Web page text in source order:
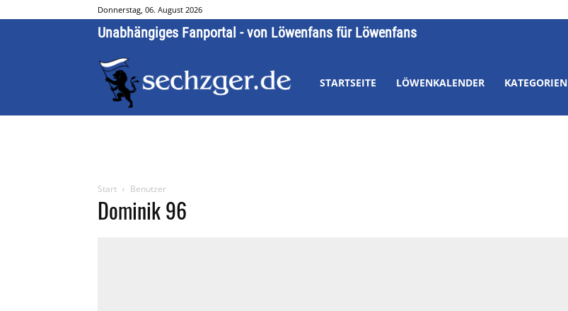
Donnerstag, 06. August 2026
Unabhängiges Fanportal - von Löwenfans für Löwenfans
STARTSEITE LÖWENKALENDER KATEGORIEN
Start Benutzer
Dominik 96